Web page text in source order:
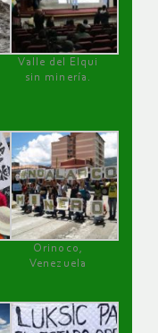
Valle del Elqui
sin minería.
Orinoco,
Venezuela